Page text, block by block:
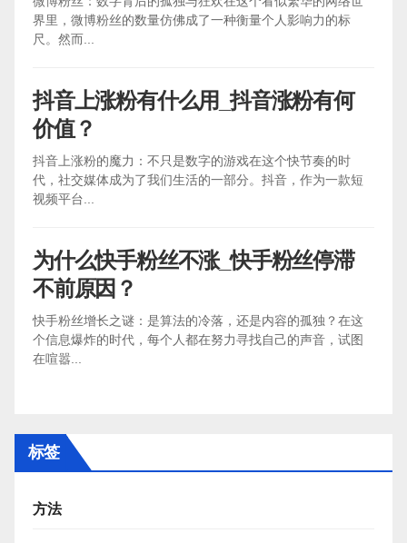
界里，微博粉丝的数量仿佛成了一种衡量个人影响力的标
尺。然而...
抖音上涨粉有什么用_抖音涨粉有何
价值？
抖音上涨粉的魔力：不只是数字的游戏在这个快节奏的时
代，社交媒体成为了我们生活的一部分。抖音，作为一款短
视频平台...
为什么快手粉丝不涨_快手粉丝停滞
不前原因？
快手粉丝增长之谜：是算法的冷落，还是内容的孤独？在这
个信息爆炸的时代，每个人都在努力寻找自己的声音，试图
在喧嚣...
标签
方法